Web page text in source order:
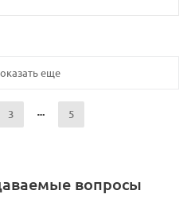
еще
3 5
вопросы